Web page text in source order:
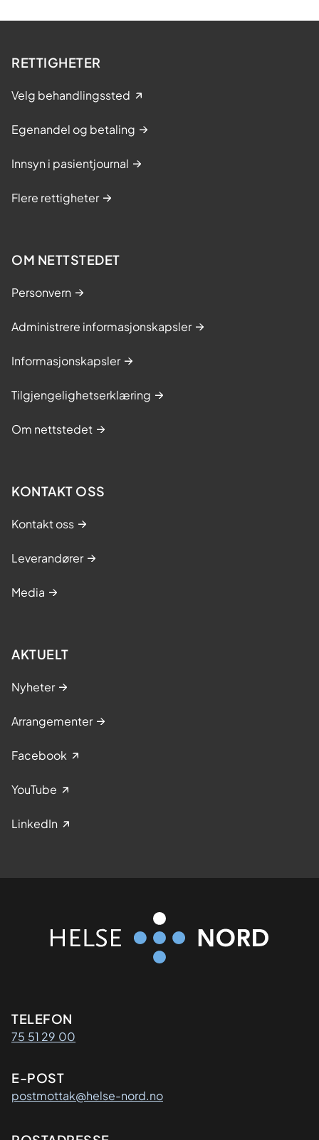
RETTIGHETER
Velg behandlingssted
Egenandel og betaling
Innsyn i pasientjournal
Flere rettigheter
OM NETTSTEDET
Personvern
Administrere informasjonskapsler
Informasjonskapsler
Tilgjengelighetserklæring
Om nettstedet
KONTAKT OSS
Kontakt oss
Leverandører
Media
AKTUELT
Nyheter
Arrangementer
Facebook
YouTube
LinkedIn
Kontaktinformasjon
TELEFON
75 51 29 00
E-POST
postmottak@helse-nord.no